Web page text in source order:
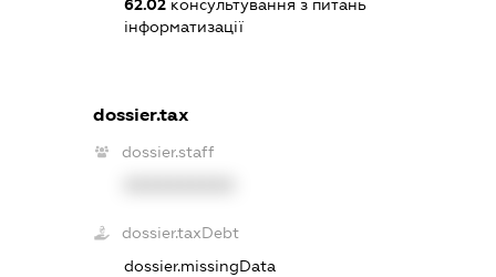
62.02консультування з питань
інформатизації
dossier.tax
dossier.staff
dossier.taxDebt
dossier.missingData